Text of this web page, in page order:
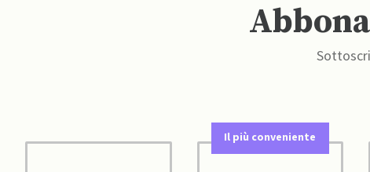
Il più conveniente